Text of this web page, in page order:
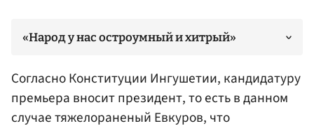
«Народ у нас остроумный и хитрый»
Согласно Конституции Ингушетии, кандидатуру
премьера вносит президент, то есть в данном
случае тяжелораненый Евкуров, что